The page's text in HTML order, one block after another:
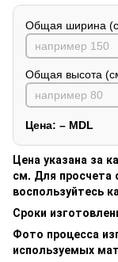
Общая ширина
Общая высота
Цена: – MDL
Цена указана за
см. Для просчета
воспользуйтесь
Сроки
Фото процесса
используемых